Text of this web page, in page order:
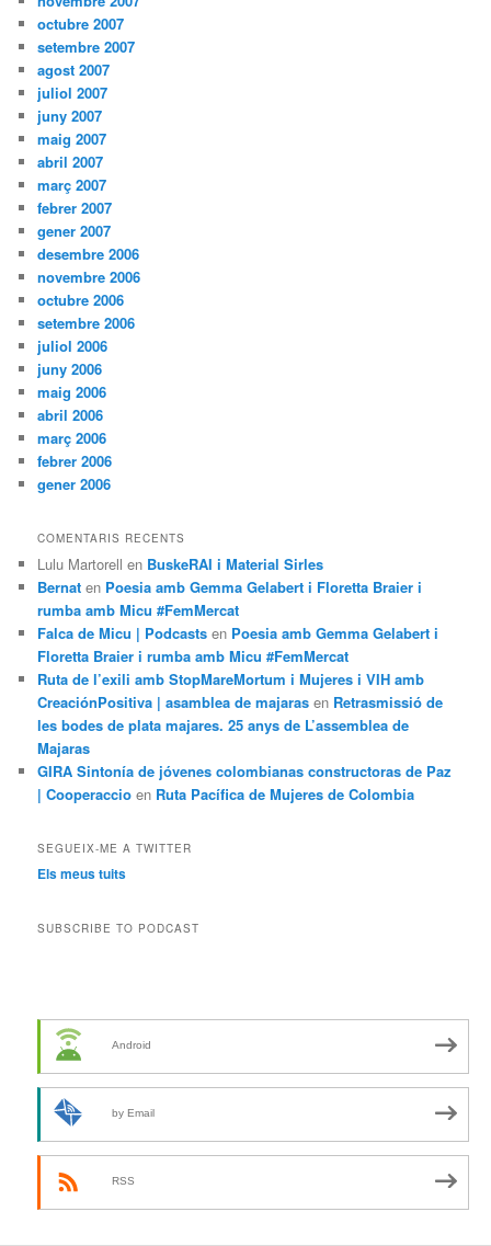
octubre 2007
setembre 2007
agost 2007
juliol 2007
juny 2007
maig 2007
abril 2007
març 2007
febrer 2007
gener 2007
desembre 2006
novembre 2006
octubre 2006
setembre 2006
juliol 2006
juny 2006
maig 2006
abril 2006
març 2006
febrer 2006
gener 2006
COMENTARIS RECENTS
Lulu Martorell en BuskeRAI i Material Sirles
Bernat en Poesia amb Gemma Gelabert i Floretta Braier i
rumba amb Micu #FemMercat
Falca de Micu | Podcasts en Poesia amb Gemma Gelabert i
Floretta Braier i rumba amb Micu #FemMercat
Ruta de l’exili amb StopMareMortum i Mujeres i VIH amb
CreaciónPositiva | asamblea de majaras en Retrasmissió de
les bodes de plata majares. 25 anys de L’assemblea de
Majaras
GIRA Sintonía de jóvenes colombianas constructoras de Paz
| Cooperaccio en Ruta Pacífica de Mujeres de Colombia
SEGUEIX-ME A TWITTER
Els meus tuits
SUBSCRIBE TO PODCAST
Android
by Email
RSS